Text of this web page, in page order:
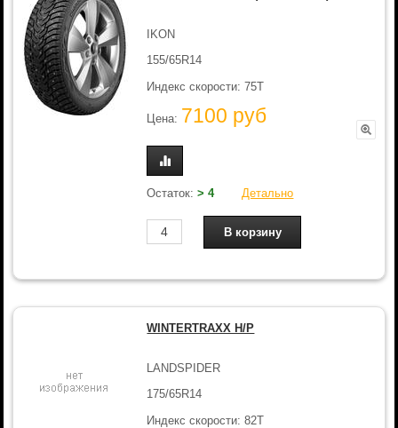
IKON
155/65R14
Индекс скорости: 75T
Цена: 7100 руб
Остаток:> 4 Детально
WINTERTRAXX H/P
LANDSPIDER
175/65R14
Индекс скорости: 82T